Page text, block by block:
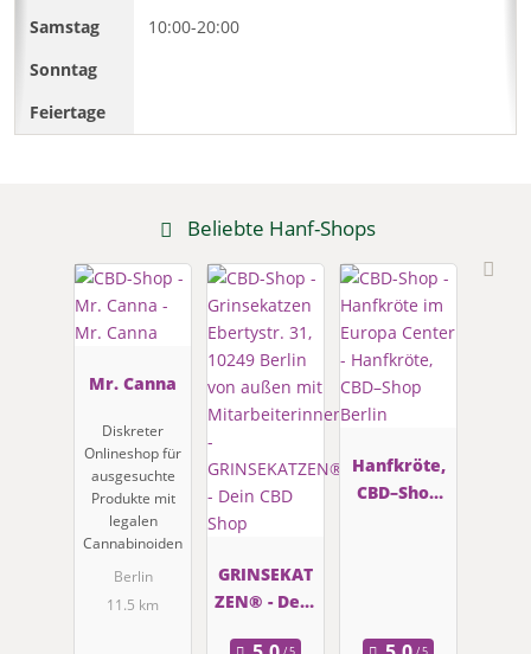
10:00-20:00
Beliebte Hanf-Shops
Mr. Canna
Diskreter
Onlineshop für
ausgesuchte
Produkte mit
legalen
Cannabinoiden
Berlin
11.5 km
GRINSEKAT
ZEN® - Dein
Hanfkröte,
CBD–Shop